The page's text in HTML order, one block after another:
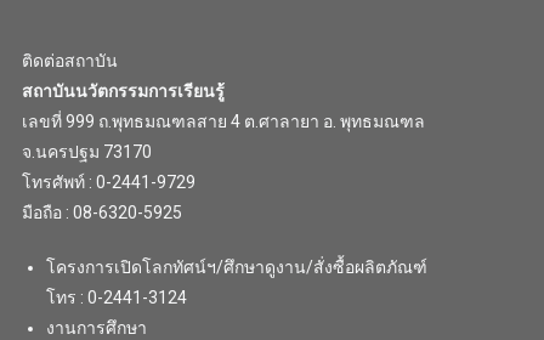
ติดต่อสถาบัน
สถาบันนวัตกรรมการเรียนรู้
เลขที่ 999 ถ.พุทธมณฑลสาย 4 ต.ศาลายา อ. พุทธมณฑล
จ.นครปฐม 73170
โทรศัพท์ : 0-2441-9729
มือถือ : 08-6320-5925
โครงการเปิดโลกทัศน์ฯ/ศึกษาดูงาน/สั่งซื้อผลิตภัณฑ์
โทร : 0-2441-3124
งานการศึกษา